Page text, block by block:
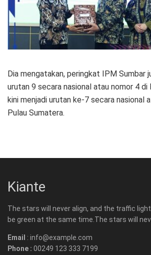
Dia mengatakan, peringkat IPM Sumbar
urutan 9 secara nasional atau nomor 4 di
kini menjadi urutan ke-7 secara nasional
Pulau Sumatera.
Kiante
The stars will never align, and the traffic
be green at the same time.The stars will
Email : info@example.com
Phone : 00249 123 333 7199